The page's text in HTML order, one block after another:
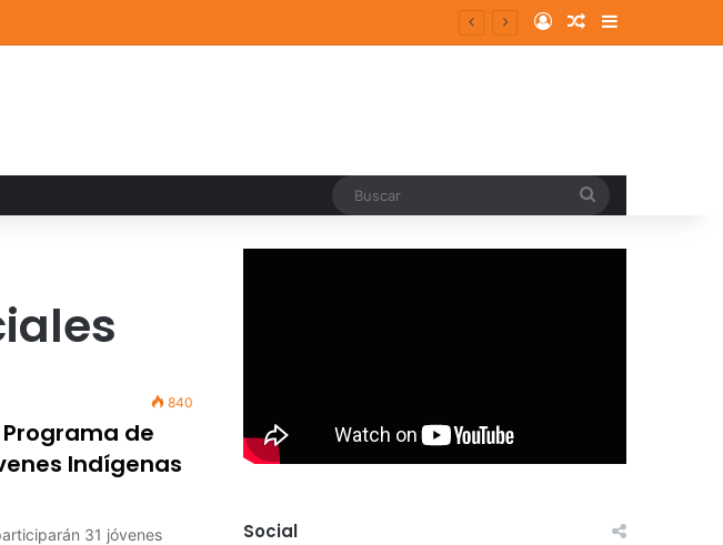
obras de artistas emergentes y consolidados Log InRandom Article
Sidebar
840
Programa de
Indígenas
31 jóvenes
Social